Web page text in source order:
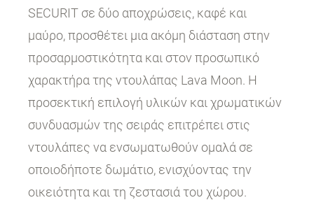
SECURIT σε δύο αποχρώσεις, καφέ και
μαύρο, προσθέτει μια ακόμη διάσταση στην
προσαρμοστικότητα και στον προσωπικό
χαρακτήρα της ντουλάπας Lava Moon. Η
προσεκτική επιλογή υλικών και χρωματικών
συνδυασμών της σειράς επιτρέπει στις
ντουλάπες να ενσωματωθούν ομαλά σε
οποιοδήποτε δωμάτιο, ενισχύοντας την
οικειότητα και τη ζεστασιά του χώρου.